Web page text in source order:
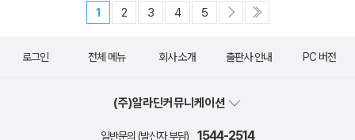
1 2 3 4 5
로그인 전체 메뉴 회사 소개 출판사 안내 PC 버전
(주)알라딘커뮤니케이션
일반문의 (발신자 부담) 1544-2514